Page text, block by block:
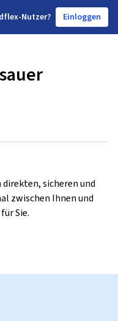
Nutzer? Einloggen
sicheren und
zwischen Ihnen und
Sie.